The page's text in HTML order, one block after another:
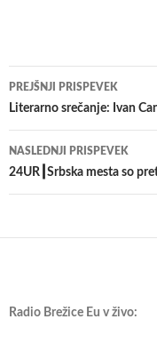
Krmarjenje
po
prispevkih
PREJŠNJI PRISPEVEK
Literarno srečanje: Ivan
NASLEDNJI PRISPEVEK
24UR┃Srbska mesta so
Radio Brežice Eu v živo: